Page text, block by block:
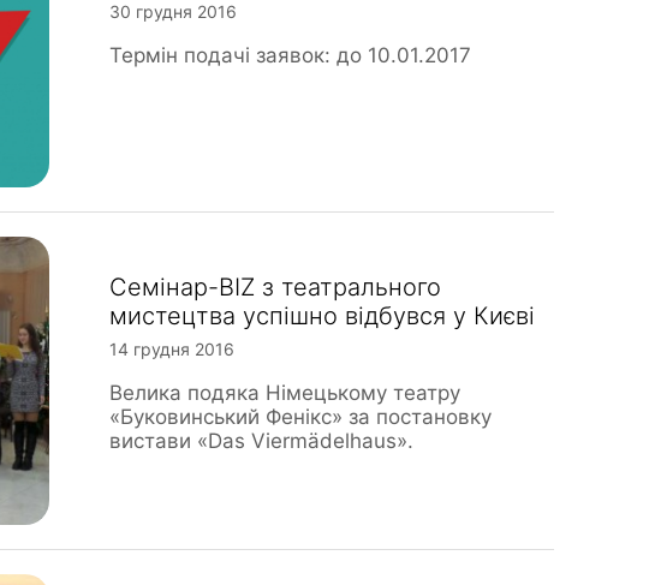
30 грудня 2016
Термін подачі заявок: до 10.01.2017
Семінар-BIZ з театрального
мистецтва успішно відбувся у Києві
14 грудня 2016
Велика подяка Німецькому театру
«Буковинський Фенікс» за постановку
вистави «Das Viermädelhaus».